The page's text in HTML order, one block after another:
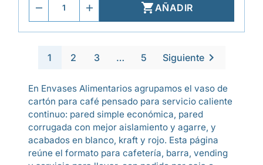
AÑADIR
1 2 3 … 5 Siguiente
En Envases Alimentarios agrupamos el vaso de
cartón para café pensado para servicio caliente
continuo: pared simple económica, pared
corrugada con mejor aislamiento y agarre, y
acabados en blanco, kraft y rojo. Esta página
reúne el formato para cafetería, barra, vending